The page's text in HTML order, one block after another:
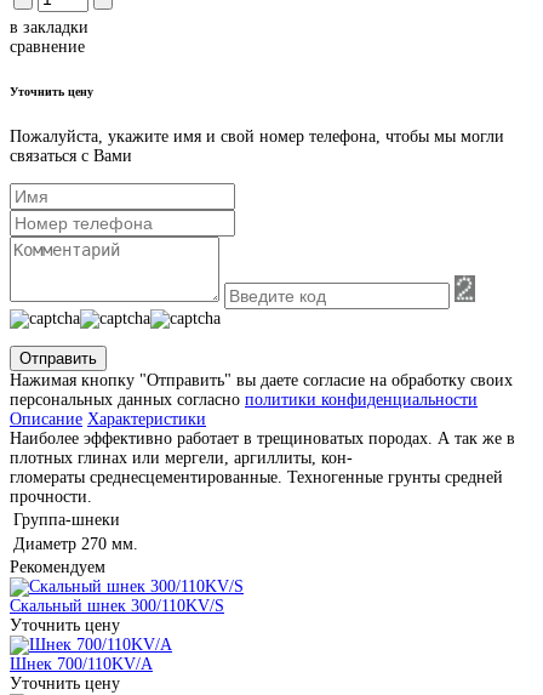
в закладки
сравнение
Уточнить цену
Пожалуйста, укажите имя и свой номер телефона, чтобы мы могли
связаться с Вами
Отправить
Нажимая кнопку "Отправить" вы даете согласие на обработку своих
персональных данных согласно политики конфиденциальности
Описание Характеристики
Наиболее эффективно работает в трещиноватых породах. А так же в
плотных глинах или мергели, аргиллиты, кон-
гломераты среднесцементированные. Техногенные грунты средней
прочности.
Группа-шнеки
Диаметр 270 мм.
Рекомендуем
Скальный шнек 300/110KV/S
Уточнить цену
Шнек 700/110KV/A
Уточнить цену